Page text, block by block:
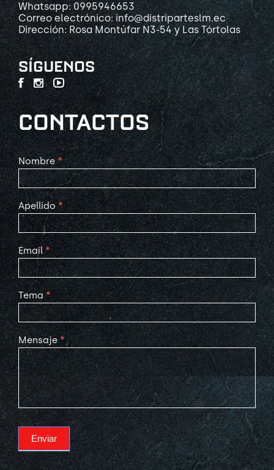
Whatsapp: 0995946653
Correo electrónico: info@distriparteslm.ec
Dirección: Rosa Montúfar N3-54 y Las Tórtolas
SÍGUENOS
CONTACTOS
Contact
Us
Nombre *
Apellido *
Email *
Tema *
Mensaje *
Enviar